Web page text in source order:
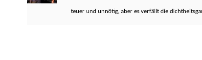
teuer und unnötig, aber es verfällt die